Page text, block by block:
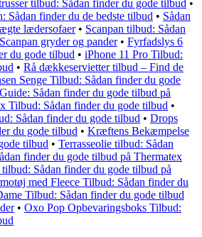
tilbud: Sådan finder du gode tilbud •
Sådan finder du de bedste tilbud • Sådan
lædersofaer• Scanpan tilbud: Sådan
gryder og pander• Fyrfadslys 6
du gode tilbud • iPhone 11 Pro Tilbud:
• Rå dækkeservietter tilbud – Find de
Senge Tilbud: Sådan finder du gode
Guide: Sådan finder du gode tilbud på
Tilbud: Sådan finder du gode tilbud •
Sådan finder du gode tilbud • Drops
du gode tilbud • Kræftens Bekæmpelse
tilbud • Terrasseolie tilbud: Sådan
finder du gode tilbud på Thermatex
Sådan finder du gode tilbud på
med Fleece Tilbud: Sådan finder du
Tilbud: Sådan finder du gode tilbud
• Oxo Pop Opbevaringsboks Tilbud: